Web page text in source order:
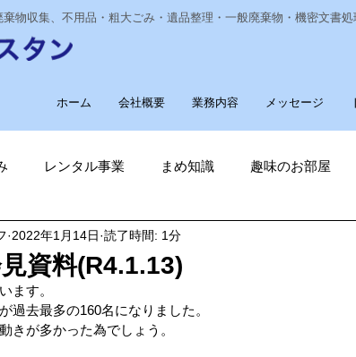
物収集、不用品・粗大ごみ・遺品整理・一般廃棄物・機密文書
ホーム 会社概要 業務内容 メッセージ
レンタル事業 まめ知識 趣味のお部屋
費削減 ナノゾーン
減 電気代削減 長崎ヴェルカを応援しています！
資料(R4.1.13)
2022年1月14日 読了時間: 1分
ます。
過去最多の160名になりました。
きが多かった為でしょう。